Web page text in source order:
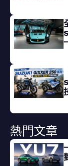
熱門文章